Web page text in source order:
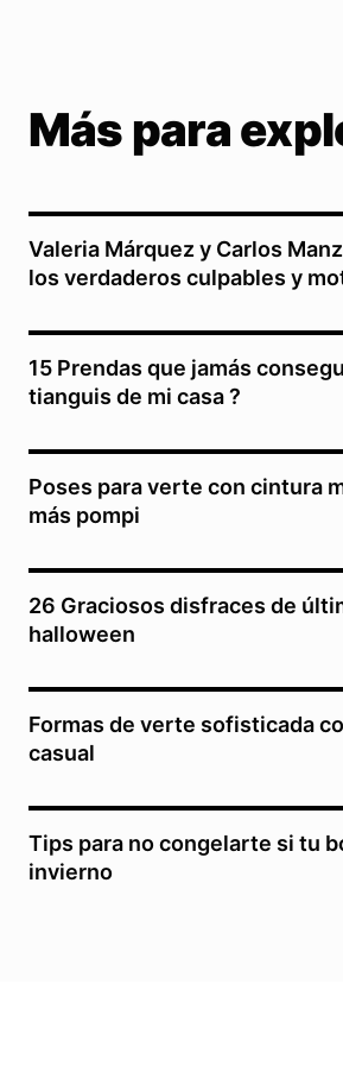
Más para
Valeria Márquez y Carlos
los verdaderos culpables y
15 Prendas que jamás
tianguis de mi casa ?
Poses para verte con cintura
más pompi
26 Graciosos disfraces de
halloween
Formas de verte sofisticada
casual
Tips para no congelarte si tu
invierno